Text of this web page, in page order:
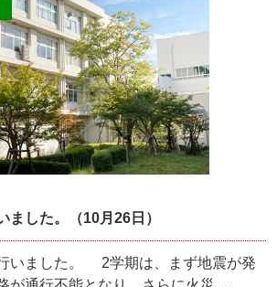
ました。（10月26日）
いました。 2学期は、まず地震が発